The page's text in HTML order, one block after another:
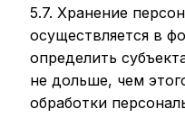
5.7. Хранение
осуществляется в
определить
не дольше, чем
обработки